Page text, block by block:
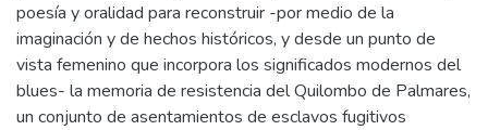
poesía y oralidad para reconstruir -por medio de la
imaginación y de hechos históricos, y desde un punto de
vista femenino que incorpora los significados modernos del
blues- la memoria de resistencia del Quilombo de Palmares,
un conjunto de asentamientos de esclavos fugitivos